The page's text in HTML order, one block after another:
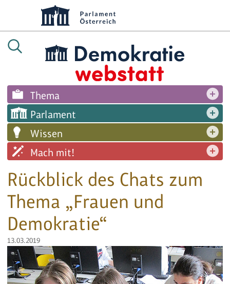
Thema
Parlament
Wissen
Mach mit!
Rückblick des Chats zum
Thema „Frauen und
Demokratie“
13.03.2019